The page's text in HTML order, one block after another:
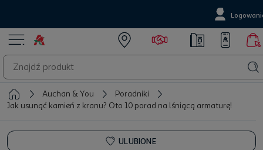
Auchan & You
Poradniki
Jak usunąć kamień z kranu? Oto 10 porad na lśniącą armaturę!
ULUBIONE